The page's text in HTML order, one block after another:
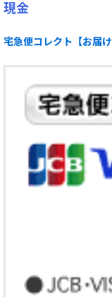
現金
宅急便コレクト【お届け